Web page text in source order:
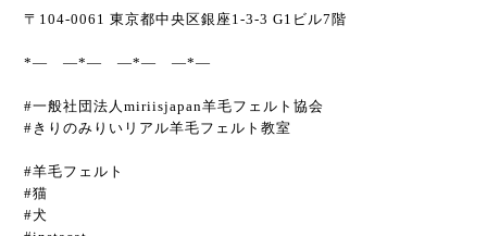
〒104-0061 東京都中央区銀座1-3-3 G1ビル7階
*― ―*― ―*― ―*―
#一般社団法人miriisjapan羊毛フェルト協会
#きりのみりいリアル羊毛フェルト教室
#羊毛フェルト
#猫
#犬